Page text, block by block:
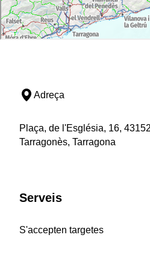
Adreça
Plaça, de l'Església, 16,
Tarragonès, Tarragona
Serveis
S'accepten targetes